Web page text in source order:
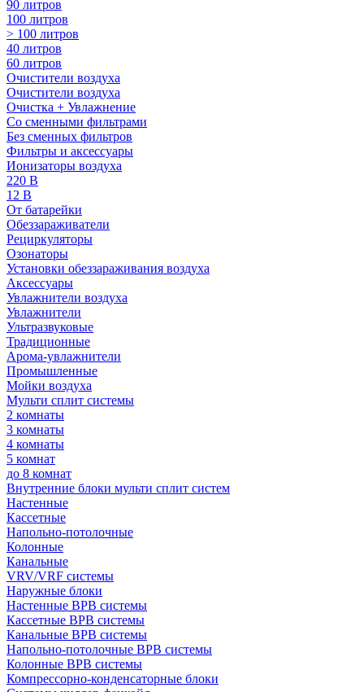
90 литров
100 литров
> 100 литров
40 литров
60 литров
Очистители воздуха
Очистители воздуха
Очистка + Увлажнение
Cо сменными фильтрами
Без сменных фильтров
Фильтры и аксессуары
Ионизаторы воздуха
220 В
12 В
От батарейки
Обеззараживатели
Рециркуляторы
Озонаторы
Установки обеззараживания воздуха
Аксессуары
Увлажнители воздуха
Увлажнители
Ультразвуковые
Традиционные
Арома-увлажнители
Промышленные
Мойки воздуха
Мульти сплит системы
2 комнаты
3 комнаты
4 комнаты
5 комнат
до 8 комнат
Внутренние блоки мульти сплит систем
Настенные
Кассетные
Напольно-потолочные
Колонные
Канальные
VRV/VRF системы
Наружные блоки
Настенные ВРВ системы
Кассетные ВРВ системы
Канальные ВРВ системы
Напольно-потолочные ВРВ системы
Колонные ВРВ системы
Компрессорно-конденсаторные блоки